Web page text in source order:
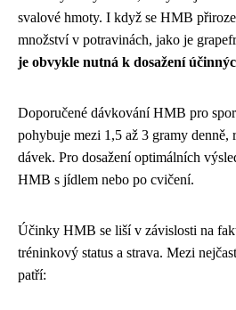
svalové hmoty. I když se HMB
množství v potravinách, jako je
je obvykle nutná k dosažení
Doporučené dávkování HMB pro
pohybuje mezi 1,5 až 3 gramy denně,
dávek. Pro dosažení optimálních
HMB s jídlem nebo po cvičení.
Účinky HMB se liší v závislosti na
tréninkový status a strava. Mezi
patří: